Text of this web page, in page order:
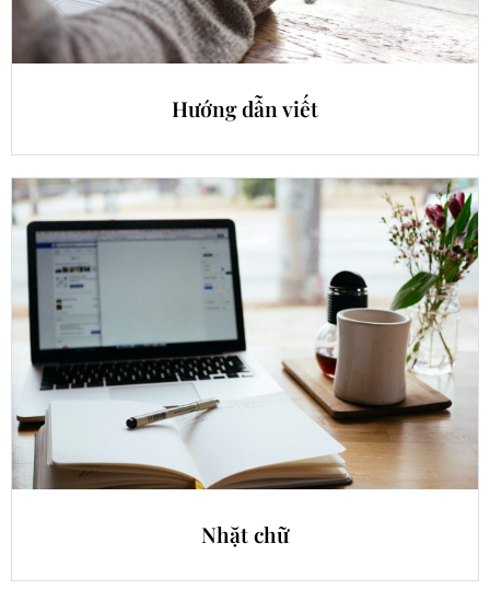
Hướng dẫn viết
Nhặt chữ